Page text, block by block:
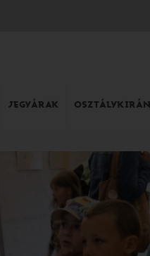
JEGYÁRAK